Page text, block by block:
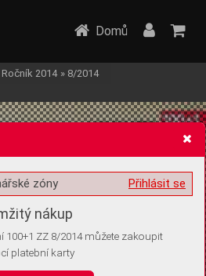
volitelných informací
Domů
Ročník 2014 » 8/2014
Přihlásit se
zóny
nákup
100+1 ZZ 8/2014 můžete zakoupit
platební karty